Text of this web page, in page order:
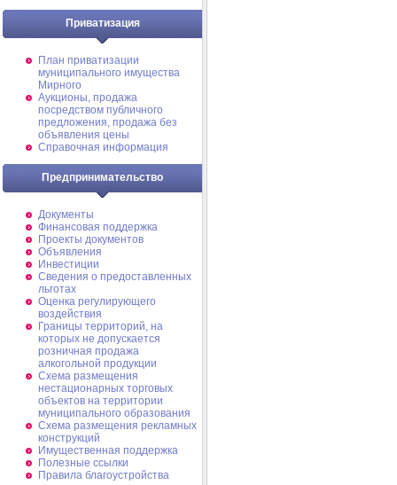
Приватизация
План приватизации
муниципального имущества
Мирного
Аукционы, продажа
посредством публичного
предложения, продажа без
объявления цены
Справочная информация
Предпринимательство
Документы
Финансовая поддержка
Проекты документов
Объявления
Инвестиции
Сведения о предоставленных
льготах
Оценка регулирующего
воздействия
Границы территорий, на
которых не допускается
розничная продажа
алкогольной продукции
Схема размещения
нестационарных торговых
объектов на территории
муниципального образования
Схема размещения рекламных
конструкций
Имущественная поддержка
Полезные ссылки
Правила благоустройства